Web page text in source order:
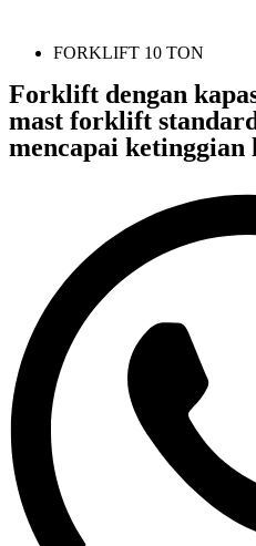
FORKLIFT 10 TON
Forklift dengan
mast forklift
mencapai ketinggian